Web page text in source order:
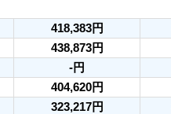
418,383円
438,873円
-円
404,620円
323,217円